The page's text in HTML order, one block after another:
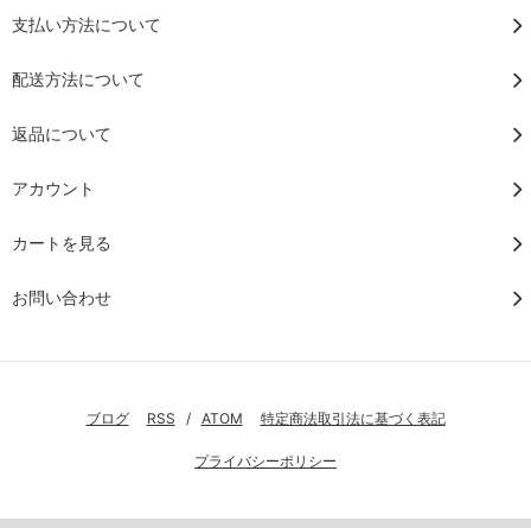
支払い方法について
配送方法について
返品について
アカウント
カートを見る
お問い合わせ
ブログ RSS / ATOM 特定商法取引法に基づく表記
プライバシーポリシー